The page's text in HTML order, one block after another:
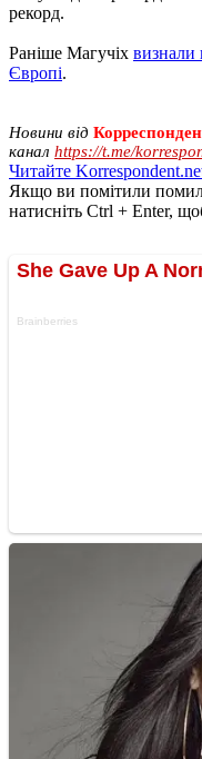
рекорд.
Раніше Магучіх визнали
Європі.
Новини від
канал https://t.me/
Читайте
Якщо ви помітили
натисніть Ctrl + Enter,